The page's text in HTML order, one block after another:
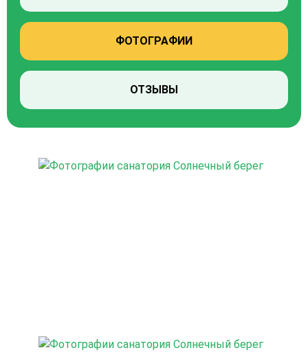
ФОТОГРАФИИ
ОТЗЫВЫ